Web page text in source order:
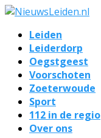
Leiden
Leiderdorp
Oegstgeest
Voorschoten
Zoeterwoude
Sport
112 in de regio
Over ons